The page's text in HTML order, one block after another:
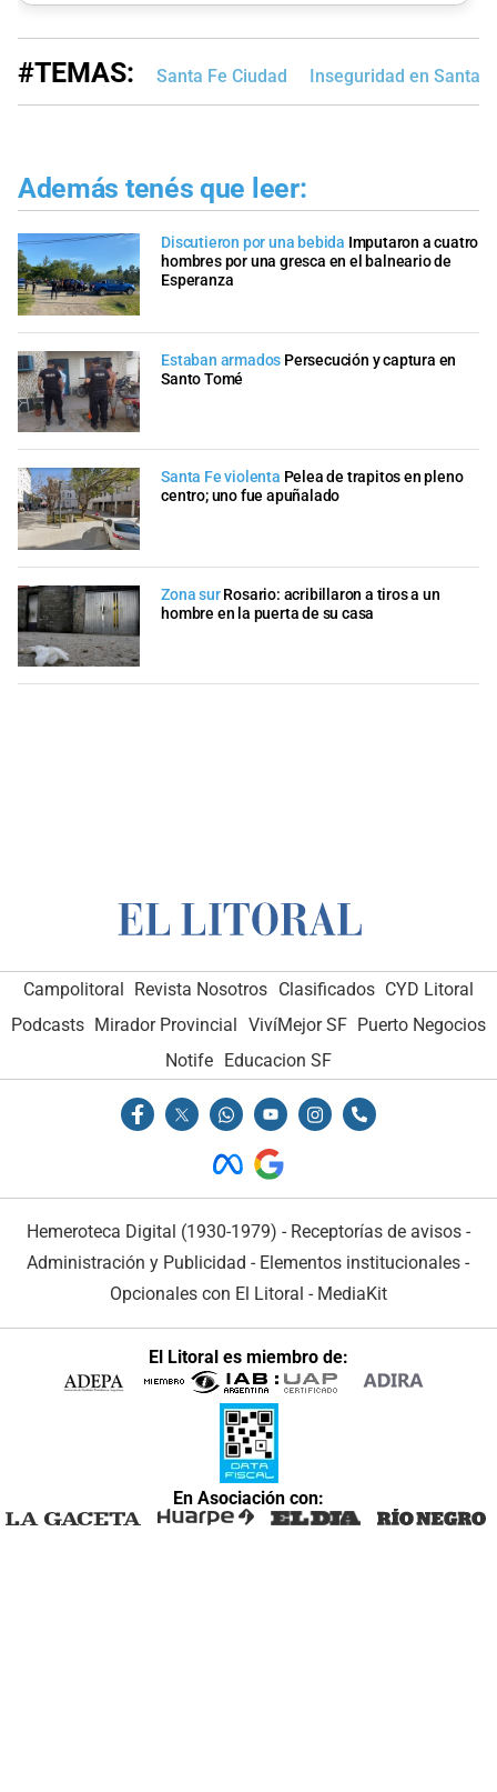
#TEMAS: Santa Fe Ciudad Inseguridad en Santa
Además tenés que leer:
Discutieron por una bebida Imputaron a cuatro
hombres por una gresca en el balneario de
Esperanza
Estaban armados Persecución y captura en
Santo Tomé
Santa Fe violenta Pelea de trapitos en pleno
centro; uno fue apuñalado
Zona sur Rosario: acribillaron a tiros a un
hombre en la puerta de su casa
Campolitoral Revista Nosotros Clasificados CYD Litoral
Podcasts Mirador Provincial VivíMejor SF Puerto Negocios
Notife Educacion SF
Hemeroteca Digital (1930-1979) - Receptorías de avisos -
Administración y Publicidad - Elementos institucionales -
Opcionales con El Litoral - MediaKit
El Litoral es miembro de:
En Asociación con: